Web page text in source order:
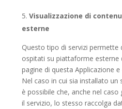
Visualizzazione di
esterne
Questo tipo di servizi permette
ospitati su piattaforme esterne
pagine di questa Applicazione
Nel caso in cui sia installato un
è possibile che, anche nel
il servizio, lo stesso raccolga